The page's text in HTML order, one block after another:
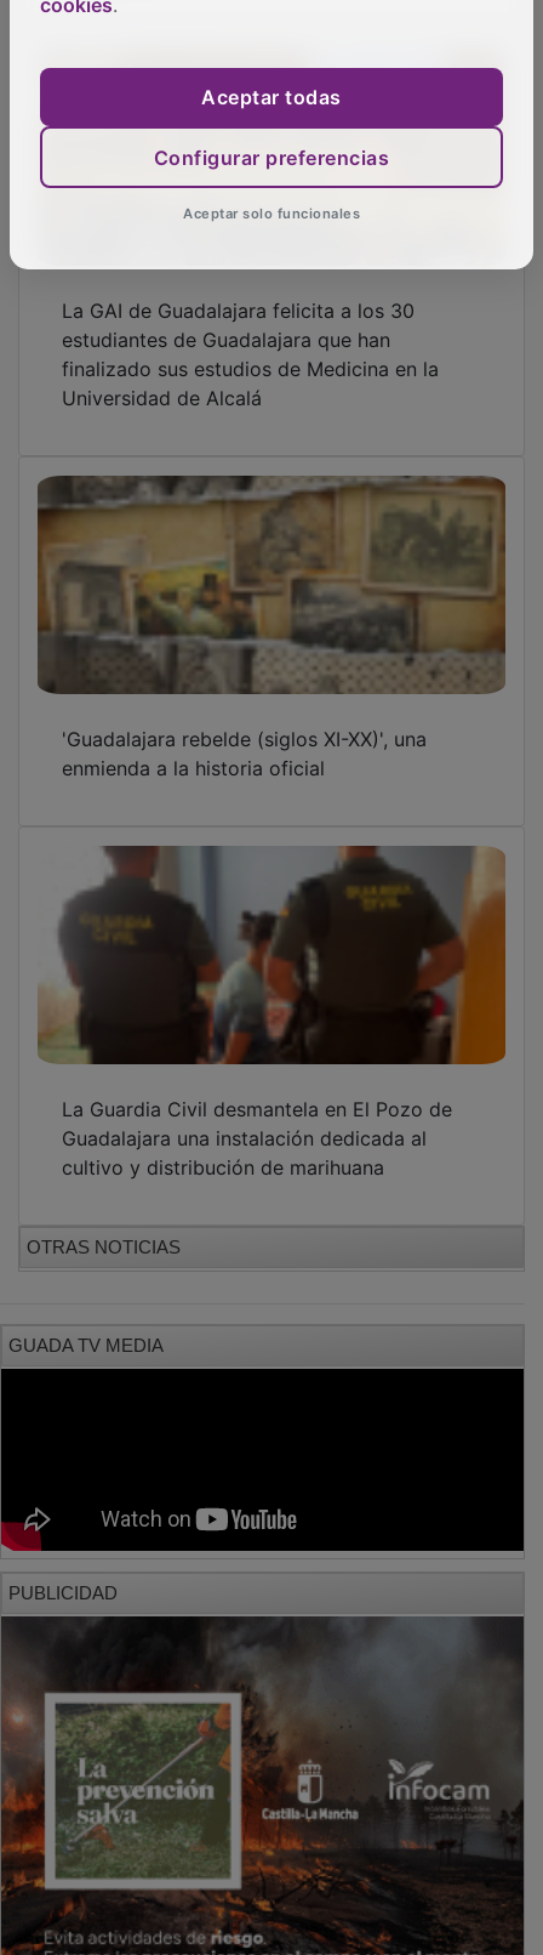
La GAI de Guadalajara felicita a los 30
estudiantes de Guadalajara que han
finalizado sus estudios de Medicina en la
Universidad de Alcalá
'Guadalajara rebelde (siglos XI-XX)', una
enmienda a la historia oficial
La Guardia Civil desmantela en El Pozo de
Guadalajara una instalación dedicada al
cultivo y distribución de marihuana
OTRAS NOTICIAS
GUADA TV MEDIA
PUBLICIDAD
cookies.
Aceptar todas
Configurar preferencias
Aceptar solo funcionales